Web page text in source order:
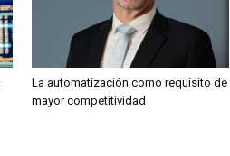
La automatización como requisito de
mayor competitividad